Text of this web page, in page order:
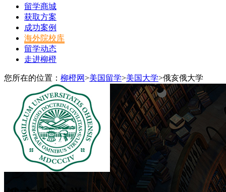
留学商城
获取方案
成功案例
海外院校库
留学动态
走进柳橙
您所在的位置： 柳橙网>美国留学>美国大学>俄亥俄大学